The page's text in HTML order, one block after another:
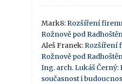
Mark8:Rozšíření
Rožnově pod
Aleš Franek:Rozšíření
Rožnově pod
Ing. arch. Lukáš Černý:
současnost i